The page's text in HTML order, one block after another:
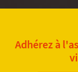
Adhérez à